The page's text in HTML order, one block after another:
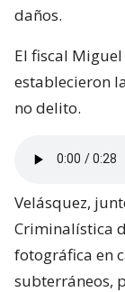
daños.
El fiscal
establecieron
no delito.
Velásquez,
Criminalística
fotográfica en
subterráneos,